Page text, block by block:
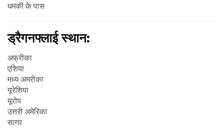
धमकी के पास
ड्रैगनफ्लाई स्थान:
अफ्रीका
एशिया
मध्य अमरीका
यूरेशिया
यूरोप
उत्तरी अमेरिका
सागर